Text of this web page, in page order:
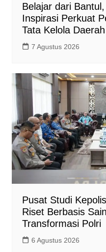
Belajar dari
Inspirasi Perkuat
Tata Kelola Daerah
7 Agustus 2026
Pusat Studi
Riset Berbasis
Transformasi Polri
6 Agustus 2026